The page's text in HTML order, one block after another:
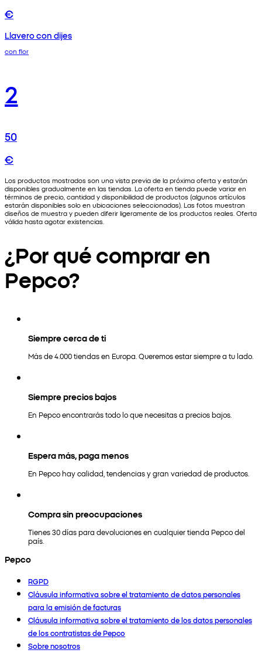
€
Llavero con dijes
con flor
2
50
€
Los productos mostrados son una vista previa de la próxima oferta y estarán
disponibles gradualmente en las tiendas. La oferta en tienda puede variar en
términos de precio, cantidad y disponibilidad de productos (algunos artículos
estarán disponibles solo en ubicaciones seleccionadas). Las fotos muestran
diseños de muestra y pueden diferir ligeramente de los productos reales. Oferta
válida hasta agotar existencias.
¿Por qué comprar en
Pepco?
Siempre cerca de ti
Más de 4.000 tiendas en Europa. Queremos estar siempre a tu lado.
Siempre precios bajos
En Pepco encontrarás todo lo que necesitas a precios bajos.
Espera más, paga menos
En Pepco hay calidad, tendencias y gran variedad de productos.
Compra sin preocupaciones
Tienes 30 días para devoluciones en cualquier tienda Pepco del
país.
Pepco
RGPD
Cláusula informativa sobre el tratamiento de datos personales
para la emisión de facturas
Cláusula informativa sobre el tratamiento de los datos personales
de los contratistas de Pepco
Sobre nosotros